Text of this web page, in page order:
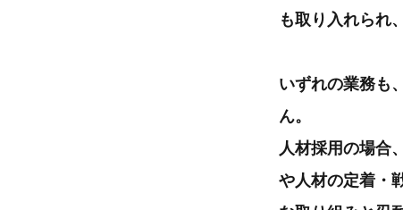
も取り入れられ
いずれの業務も
ん。
人材採用の場合
や人材の定着・